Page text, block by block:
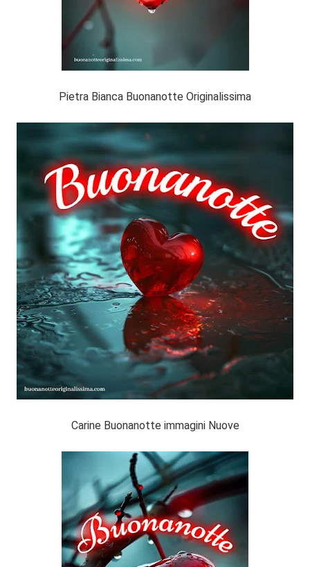
Pietra Bianca Buonanotte Originalissima
Carine Buonanotte immagini Nuove